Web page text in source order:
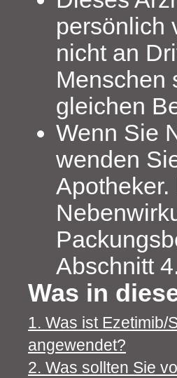
persönlich
nicht an
Menschen
gleichen
Wenn Sie
wenden
Abschnitt
Was in
1. Was ist Ezetimib/
angewendet?
2. Was sollten Sie